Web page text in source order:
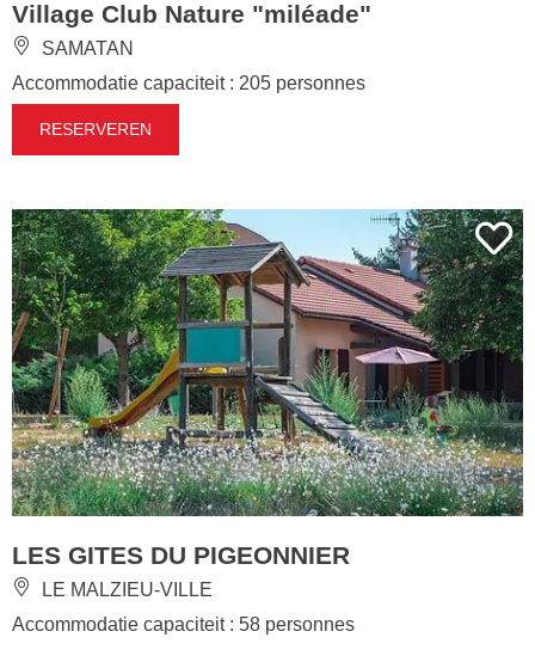
Village Club Nature "miléade"
SAMATAN
Accommodatie capaciteit : 205 personnes
RESERVEREN
LES GITES DU PIGEONNIER
LE MALZIEU-VILLE
Accommodatie capaciteit : 58 personnes